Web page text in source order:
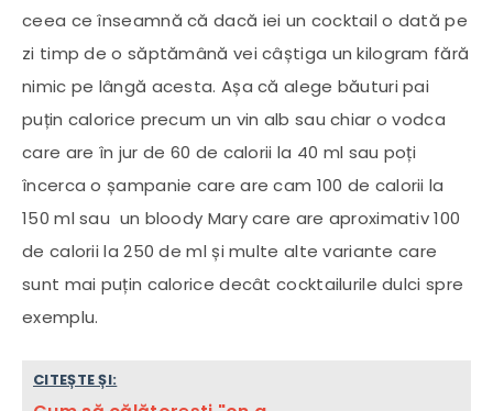
ceea ce înseamnă că dacă iei un cocktail o dată pe
zi timp de o săptămână vei câștiga un kilogram fără
nimic pe lângă acesta. Așa că alege băuturi pai
puțin calorice precum un vin alb sau chiar o vodca
care are în jur de 60 de calorii la 40 ml sau poți
încerca o șampanie care are cam 100 de calorii la
150 ml sau un bloody Mary care are aproximativ 100
de calorii la 250 de ml și multe alte variante care
sunt mai puțin calorice decât cocktailurile dulci spre
exemplu.
CITEȘTE ȘI: